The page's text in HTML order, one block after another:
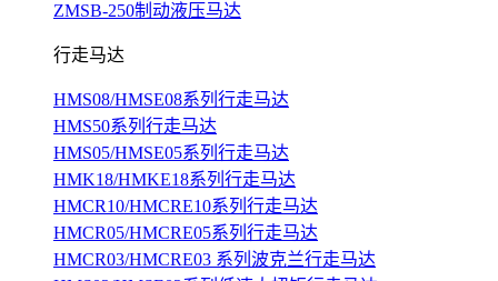
ZMSB-250制动液压马达
行走马达
HMS08/HMSE08系列行走马达
HMS50系列行走马达
HMS05/HMSE05系列行走马达
HMK18/HMKE18系列行走马达
HMCR10/HMCRE10系列行走马达
HMCR05/HMCRE05系列行走马达
HMCR03/HMCRE03 系列波克兰行走马达